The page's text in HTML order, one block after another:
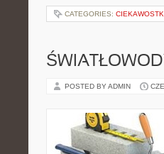
CATEGORIES:
POSTED BY ADMIN